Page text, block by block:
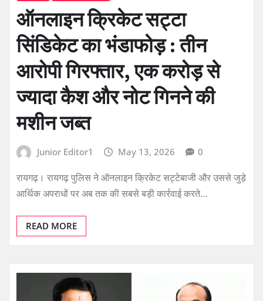
ऑनलाइन क्रिकेट सट्टा
सिंडिकेट का भंडाफोड़ : तीन
आरोपी गिरफ्तार, एक करोड़ से
ज्यादा कैश और नोट गिनने की
मशीन जब्त
Junior Editor1 May 13, 2026 0
रायगढ़। रायगढ़ पुलिस ने ऑनलाइन क्रिकेट सट्टेबाजी और उससे जुड़े
आर्थिक अपराधों पर अब तक की सबसे बड़ी कार्रवाई करते…
READ MORE